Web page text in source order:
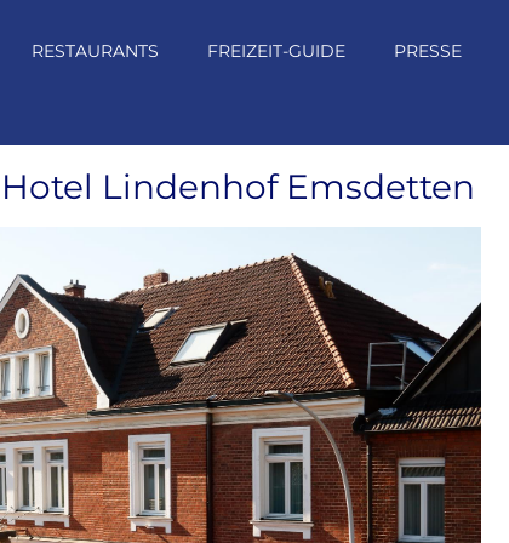
RESTAURANTS FREIZEIT-GUIDE PRESSE
Lindenhof Emsdetten